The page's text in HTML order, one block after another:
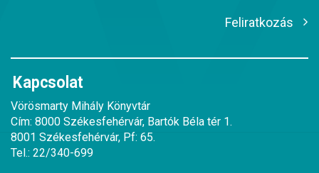
Feliratkozás
Kapcsolat
Vörösmarty Mihály Könyvtár
Cím: 8000 Székesfehérvár, Bartók Béla tér 1.
8001 Székesfehérvár, Pf: 65.
Tel.: 22/340-699